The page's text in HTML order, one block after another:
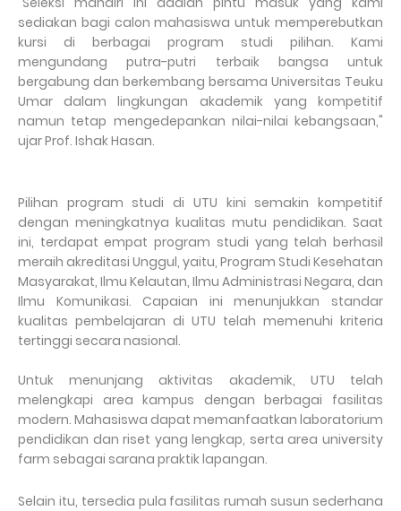
sediakan bagi calon mahasiswa untuk memperebutkan
kursi di berbagai program studi pilihan. Kami
mengundang putra-putri terbaik bangsa untuk
bergabung dan berkembang bersama Universitas Teuku
Umar dalam lingkungan akademik yang kompetitif
namun tetap mengedepankan nilai-nilai kebangsaan,"
ujar Prof. Ishak Hasan.
Pilihan program studi di UTU kini semakin kompetitif
dengan meningkatnya kualitas mutu pendidikan. Saat
ini, terdapat empat program studi yang telah berhasil
meraih akreditasi Unggul, yaitu, Program Studi Kesehatan
Masyarakat, Ilmu Kelautan, Ilmu Administrasi Negara, dan
Ilmu Komunikasi. Capaian ini menunjukkan standar
kualitas pembelajaran di UTU telah memenuhi kriteria
tertinggi secara nasional.
Untuk menunjang aktivitas akademik, UTU telah
melengkapi area kampus dengan berbagai fasilitas
modern. Mahasiswa dapat memanfaatkan laboratorium
pendidikan dan riset yang lengkap, serta area university
farm sebagai sarana praktik lapangan.
Selain itu, tersedia pula fasilitas rumah susun sederhana